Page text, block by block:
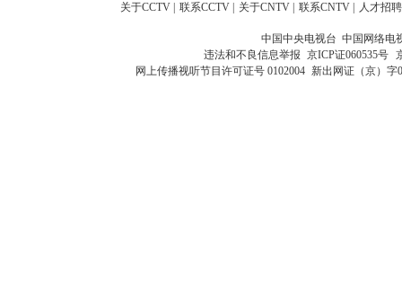
关于CCTV 联系CCTV 关于CNTV 联系CNTV 人才招聘
中国中央电视台 中国网络电
违法和不良信息举报 京ICP证060535号
网上传播视听节目许可证号 0102004 新出网证（京）